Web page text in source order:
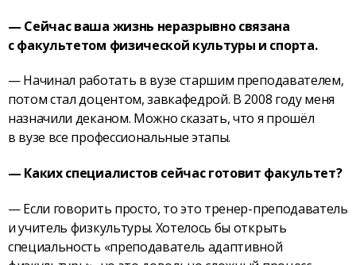
— Сейчас ваша жизнь неразрывно связана
с факультетом физической культуры и спорта.
— Начинал работать в вузе старшим преподавателем,
потом стал доцентом, завкафедрой. В 2008 году меня
назначили деканом. Можно сказать, что я прошёл
в вузе все профессиональные этапы.
— Каких специалистов сейчас готовит факультет?
— Если говорить просто, то это тренер-преподаватель
и учитель физкультуры. Хотелось бы открыть
специальность «преподаватель адаптивной